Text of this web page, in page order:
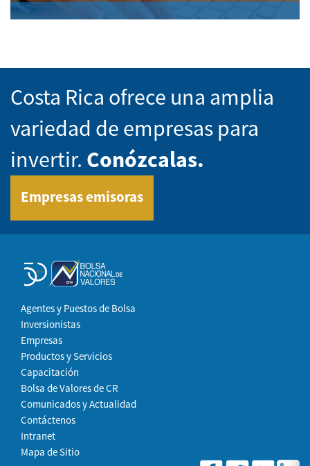
Costa Rica ofrece una amplia
variedad de empresas para
invertir. Conózcalas.
Empresas emisoras
Agentes y Puestos de Bolsa
Inversionistas
Empresas
Productos y Servicios
Capacitación
Bolsa de Valores de CR
Comunicados y Actualidad
Contáctenos
Intranet
Mapa de Sitio